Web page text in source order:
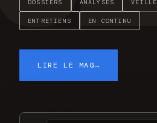
DOSSIERS ANALYSES VEILLE
ENTRETIENS EN CONTINU
LIRE LE MAG→